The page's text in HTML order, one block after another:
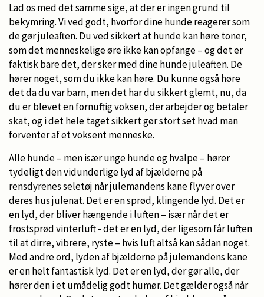
Lad os med det samme sige, at der er ingen grund til
bekymring. Vi ved godt, hvorfor dine hunde reagerer som
de gør juleaften. Du ved sikkert at hunde kan høre toner,
som det menneskelige øre ikke kan opfange – og det er
faktisk bare det, der sker med dine hunde juleaften. De
hører noget, som du ikke kan høre. Du kunne også høre
det da du var barn, men det har du sikkert glemt, nu, da
du er blevet en fornuftig voksen, der arbejder og betaler
skat, og i det hele taget sikkert gør stort set hvad man
forventer af et voksent menneske.
Alle hunde – men især unge hunde og hvalpe – hører
tydeligt den vidunderlige lyd af bjælderne på
rensdyrenes seletøj når julemandens kane flyver over
deres hus julenat. Det er en sprød, klingende lyd. Det er
en lyd, der bliver hængende i luften – især når det er
frostsprød vinterluft - det er en lyd, der ligesom får luften
til at dirre, vibrere, ryste – hvis luft altså kan sådan noget.
Med andre ord, lyden af bjælderne på julemandens kane
er en helt fantastisk lyd. Det er en lyd, der gør alle, der
hører den i et umådelig godt humør. Det gælder også når